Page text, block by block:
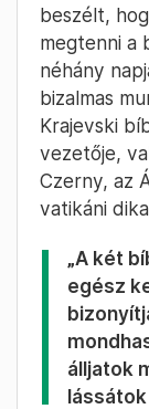
beszélt,
megtenni a
néhány
bizalmas
Krajevski
vezetője,
Czerny, az
vatikáni
„A két
egész
álljatok